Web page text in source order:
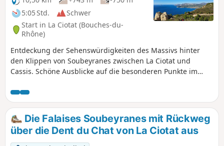
5:05 Std.
Schwer
Start in La Ciotat (Bouches-du-
Rhône)
Entdeckung der Sehenswürdigkeiten des Massivs hinter
den Klippen von Soubeyranes zwischen La Ciotat und
Cassis. Schöne Ausblicke auf die besonderen Punkte im
Terrevaine, Bau Rous usw. Ebenso auf die Buchten von La
Ciotat und Cassis, auf die Klippen und in der Ferne auf die
Massive des Hinterlands bis hin zur Sainte-Baume und dem
Col de l’Espigoulier.
Die Falaises Soubeyranes mit Rückweg
über die Dent du Chat von La Ciotat aus